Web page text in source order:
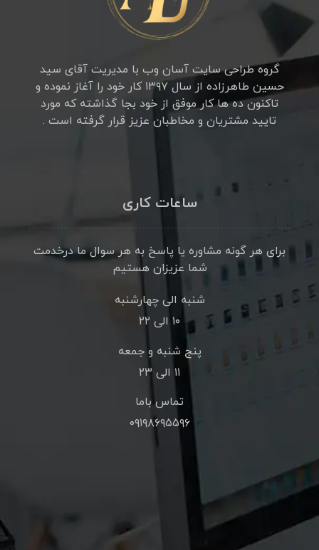
گروه طراحی سایت آسان وب با مدیریت آقای سید
حسین طاهرزاده از سال ۱۳۹۷ کار خود را آغاز نموده و
تاکنون ده ها کار موفق از خود بجا گذاشته که مورد
تایید مشتریان و مخاطبان عزیز قرار گرفته است .
ساعات کاری
برای هر گونه مشاوره یا پاسخ به هر سوال ما درخدمت
شما عزیزان هستیم
شنبه الی چهارشنبه
۱۰ الی ۲۲
پنج شنبه و جمعه
۱۱ الی ۲۳
تماس باما
۰۹۱۹۸۶۹۵۵۹۶